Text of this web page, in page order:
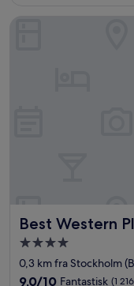
Best Western
Best Western Plus
Overnattingssted
med
4.0
0,3 km fra Stockholm
9.0
9,0/10 Fantastisk (1